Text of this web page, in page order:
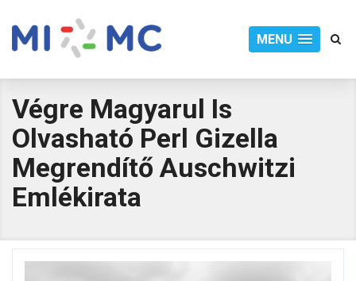
MENU
Végre Magyarul Is
Olvasható Perl Gizella
Megrendítő Auschwitzi
Emlékirata